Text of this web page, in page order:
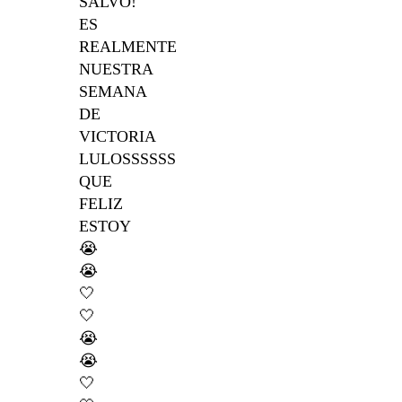
ES
REALMENTE
NUESTRA
SEMANA
DE
VICTORIA
LULOSSSSSS
QUE
FELIZ
ESTOY
😭
😭
🤍
🤍
😭
😭
🤍